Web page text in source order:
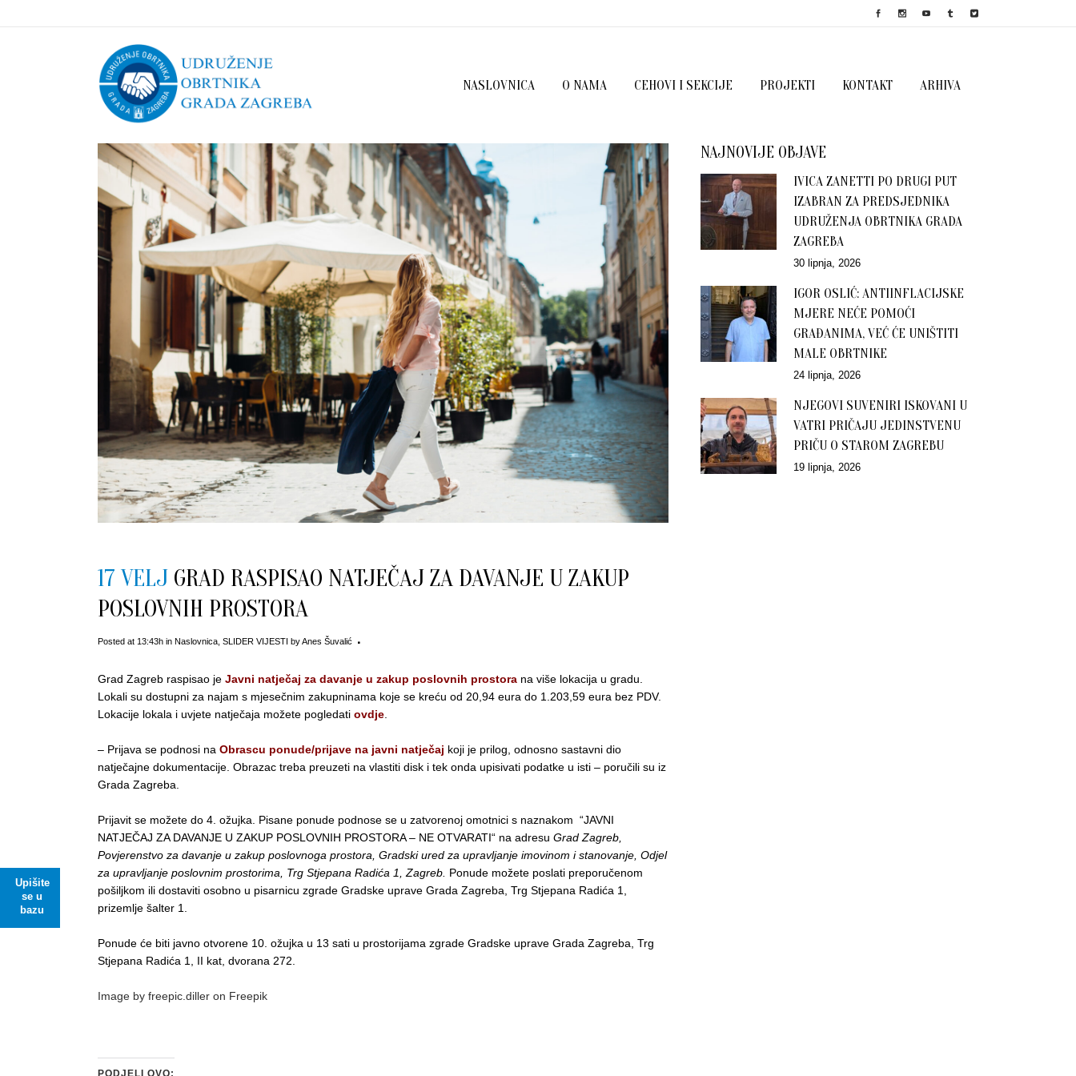
NASLOVNICA O NAMA CEHOVI I SEKCIJE PROJEKTI KONTAKT ARHIVA
Upišite
se u
bazu
17 VELJ GRAD RASPISAO NATJEČAJ ZA DAVANJE U ZAKUP
POSLOVNIH PROSTORA
Posted at 13:43h in Naslovnica, SLIDER VIJESTI byAnes Šuvalić
Grad Zagreb raspisao je Javni natječaj za davanje u zakup poslovnih prostora na više lokacija u gradu.
Lokali su dostupni za najam s mjesečnim zakupninama koje se kreću od 20,94 eura do 1.203,59 eura bez PDV.
Lokacije lokala i uvjete natječaja možete pogledati ovdje.
– Prijava se podnosi na Obrascu ponude/prijave na javni natječaj koji je prilog, odnosno sastavni dio
natječajne dokumentacije. Obrazac treba preuzeti na vlastiti disk i tek onda upisivati podatke u isti – poručili su iz
Grada Zagreba.
Prijavit se možete do 4. ožujka. Pisane ponude podnose se u zatvorenoj omotnici s naznakom “JAVNI
NATJEČAJ ZA DAVANJE U ZAKUP POSLOVNIH PROSTORA – NE OTVARATI“ na adresu Grad Zagreb,
Povjerenstvo za davanje u zakup poslovnoga prostora, Gradski ured za upravljanje imovinom i stanovanje, Odjel
za upravljanje poslovnim prostorima, Trg Stjepana Radića 1, Zagreb. Ponude možete poslati preporučenom
pošiljkom ili dostaviti osobno u pisarnicu zgrade Gradske uprave Grada Zagreba, Trg Stjepana Radića 1,
prizemlje šalter 1.
Ponude će biti javno otvorene 10. ožujka u 13 sati u prostorijama zgrade Gradske uprave Grada Zagreba, Trg
Stjepana Radića 1, II kat, dvorana 272.
Image by freepic.diller on Freepik
NAJNOVIJE OBJAVE
IVICA ZANETTI PO DRUGI PUT
IZABRAN ZA PREDSJEDNIKA
UDRUŽENJA OBRTNIKA GRADA
ZAGREBA
30 lipnja, 2026
IGOR OSLIĆ: ANTIINFLACIJSKE
MJERE NEĆE POMOĆI
GRAĐANIMA, VEĆ ĆE UNIŠTITI
MALE OBRTNIKE
24 lipnja, 2026
NJEGOVI SUVENIRI ISKOVANI U
VATRI PRIČAJU JEDINSTVENU
PRIČU O STAROM ZAGREBU
19 lipnja, 2026